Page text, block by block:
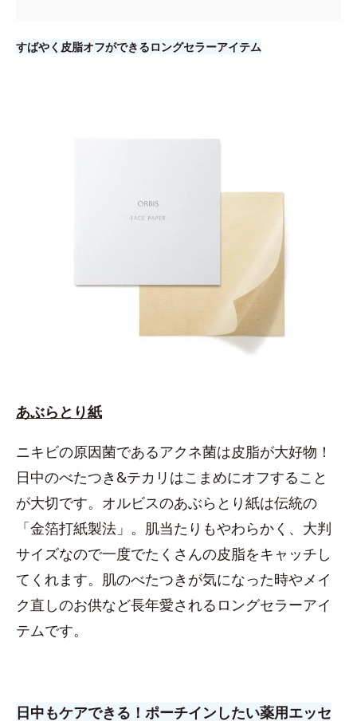
すばやく皮脂オフができるロングセラーアイテム
あぶらとり紙
ニキビの原因菌であるアクネ菌は皮脂が大好物！
日中のべたつき&テカリはこまめにオフすること
が大切です。オルビスのあぶらとり紙は伝統の
「金箔打紙製法」。肌当たりもやわらかく、大判
サイズなので一度でたくさんの皮脂をキャッチし
てくれます。肌のべたつきが気になった時やメイ
ク直しのお供など長年愛されるロングセラーアイ
テムです。
日中もケアできる！ポーチインしたい薬用エッセ